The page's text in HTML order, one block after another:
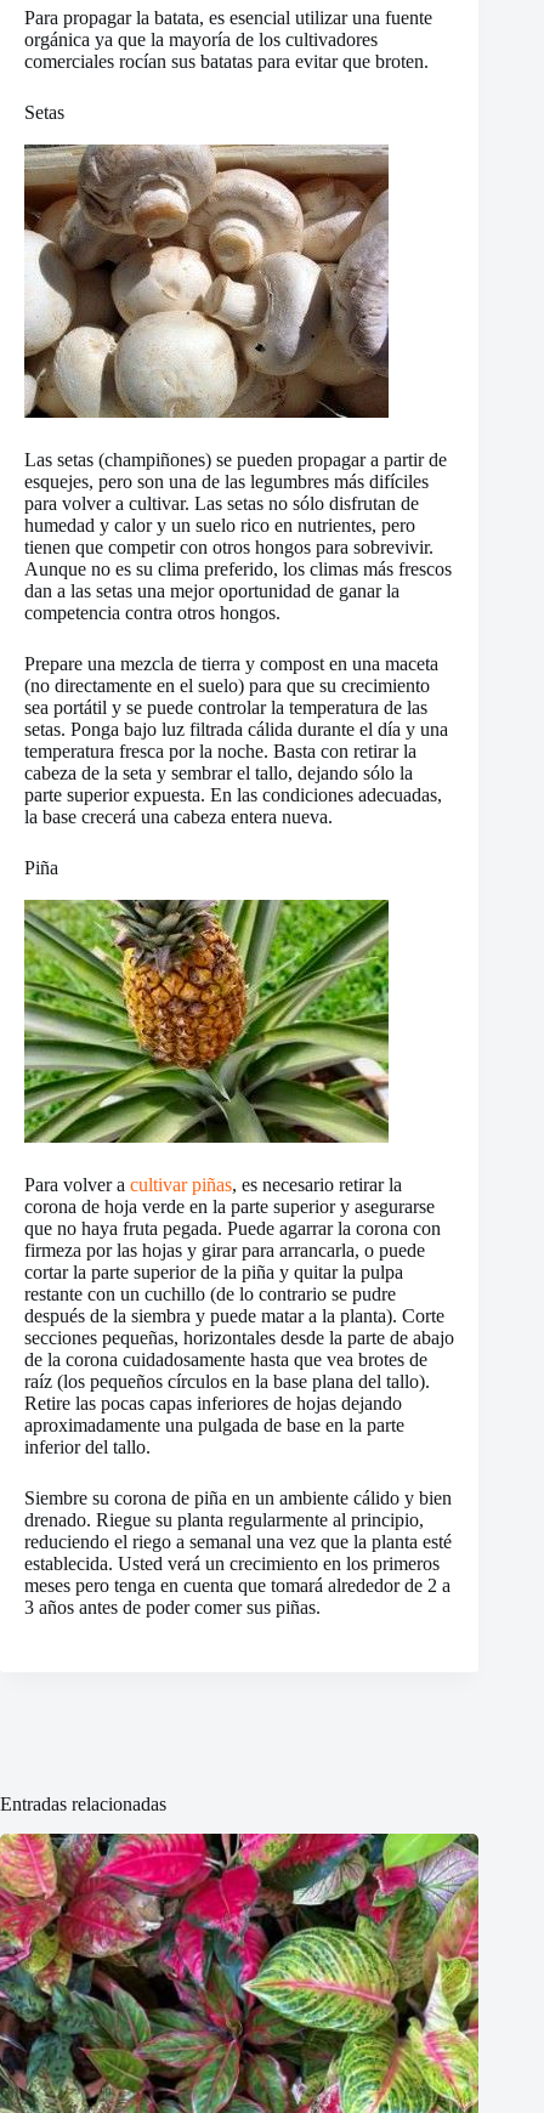
Para propagar la batata, es esencial utilizar una fuente
orgánica ya que la mayoría de los cultivadores
comerciales rocían sus batatas para evitar que broten.
Setas
Las setas (champiñones) se pueden propagar a partir de
esquejes, pero son una de las legumbres más difíciles
para volver a cultivar. Las setas no sólo disfrutan de
humedad y calor y un suelo rico en nutrientes, pero
tienen que competir con otros hongos para sobrevivir.
Aunque no es su clima preferido, los climas más frescos
dan a las setas una mejor oportunidad de ganar la
competencia contra otros hongos.
Prepare una mezcla de tierra y compost en una maceta
(no directamente en el suelo) para que su crecimiento
sea portátil y se puede controlar la temperatura de las
setas. Ponga bajo luz filtrada cálida durante el día y una
temperatura fresca por la noche. Basta con retirar la
cabeza de la seta y sembrar el tallo, dejando sólo la
parte superior expuesta. En las condiciones adecuadas,
la base crecerá una cabeza entera nueva.
Piña
Para volver a cultivar piñas, es necesario retirar la
corona de hoja verde en la parte superior y asegurarse
que no haya fruta pegada. Puede agarrar la corona con
firmeza por las hojas y girar para arrancarla, o puede
cortar la parte superior de la piña y quitar la pulpa
restante con un cuchillo (de lo contrario se pudre
después de la siembra y puede matar a la planta). Corte
secciones pequeñas, horizontales desde la parte de abajo
de la corona cuidadosamente hasta que vea brotes de
raíz (los pequeños círculos en la base plana del tallo).
Retire las pocas capas inferiores de hojas dejando
aproximadamente una pulgada de base en la parte
inferior del tallo.
Siembre su corona de piña en un ambiente cálido y bien
drenado. Riegue su planta regularmente al principio,
reduciendo el riego a semanal una vez que la planta esté
establecida. Usted verá un crecimiento en los primeros
meses pero tenga en cuenta que tomará alrededor de 2 a
3 años antes de poder comer sus piñas.
Entradas relacionadas